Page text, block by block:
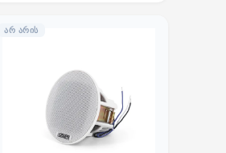
ᲐᲠ ᲐᲠᲘᲡ